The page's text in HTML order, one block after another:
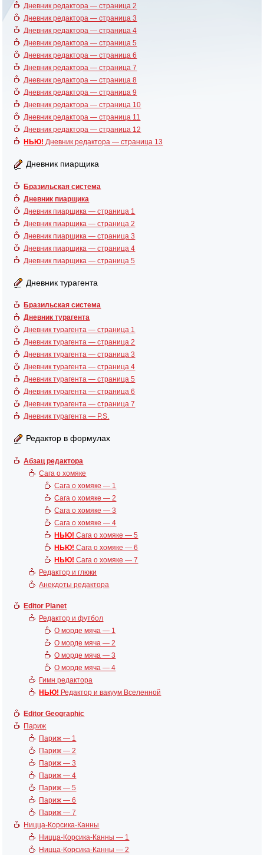
Дневник редактора — страница 2
Дневник редактора — страница 3
Дневник редактора — страница 4
Дневник редактора — страница 5
Дневник редактора — страница 6
Дневник редактора — страница 7
Дневник редактора — страница 8
Дневник редактора — страница 9
Дневник редактора — страница 10
Дневник редактора — страница 11
Дневник редактора — страница 12
НЬЮ! Дневник редактора — страница 13
Дневник пиарщика
Бразильская система
Дневник пиарщика
Дневник пиарщика — страница 1
Дневник пиарщика — страница 2
Дневник пиарщика — страница 3
Дневник пиарщика — страница 4
Дневник пиарщика — страница 5
Дневник турагента
Бразильская система
Дневник турагента
Дневник турагента — страница 1
Дневник турагента — страница 2
Дневник турагента — страница 3
Дневник турагента — страница 4
Дневник турагента — страница 5
Дневник турагента — страница 6
Дневник турагента — страница 7
Дневник турагента — P.S.
Редактор в формулах
Абзац редактора
Сага о хомяке
Сага о хомяке — 1
Сага о хомяке — 2
Сага о хомяке — 3
Сага о хомяке — 4
НЬЮ! Сага о хомяке — 5
НЬЮ! Сага о хомяке — 6
НЬЮ! Сага о хомяке — 7
Редактор и глюки
Анекдоты редактора
Editor Planet
Редактор и футбол
О морде мяча — 1
О морде мяча — 2
О морде мяча — 3
О морде мяча — 4
Гимн редактора
НЬЮ! Редактор и вакуум Вселенной
Editor Geographic
Париж
Париж — 1
Париж — 2
Париж — 3
Париж — 4
Париж — 5
Париж — 6
Париж — 7
Ницца-Корсика-Канны
Ницца-Корсика-Канны — 1
Ницца-Корсика-Канны — 2